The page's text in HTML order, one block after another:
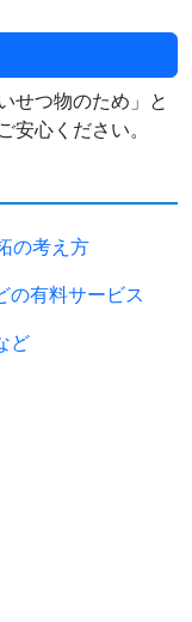
せつ物のため」と
安心ください。
の考え方
の有料サービス
ど